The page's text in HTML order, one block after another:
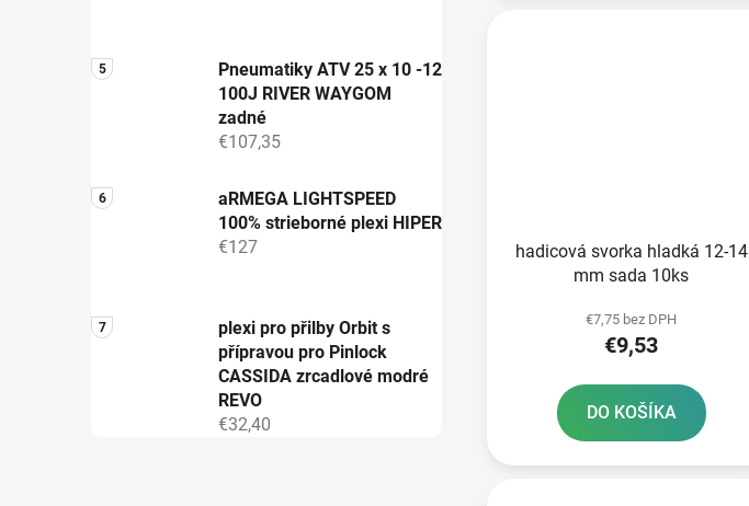
Pneumatiky ATV 25 x 10 -12
100J RIVER WAYGOM
zadné
€107,35
aRMEGA LIGHTSPEED
100% strieborné plexi HIPER
€127
plexi pro přilby Orbit s
přípravou pro Pinlock
CASSIDA zrcadlové modré
REVO
€32,40
hadicová svorka hladká 12-14
mm sada 10ks
€7,75 bez DPH
€9,53
DO KOŠÍKA